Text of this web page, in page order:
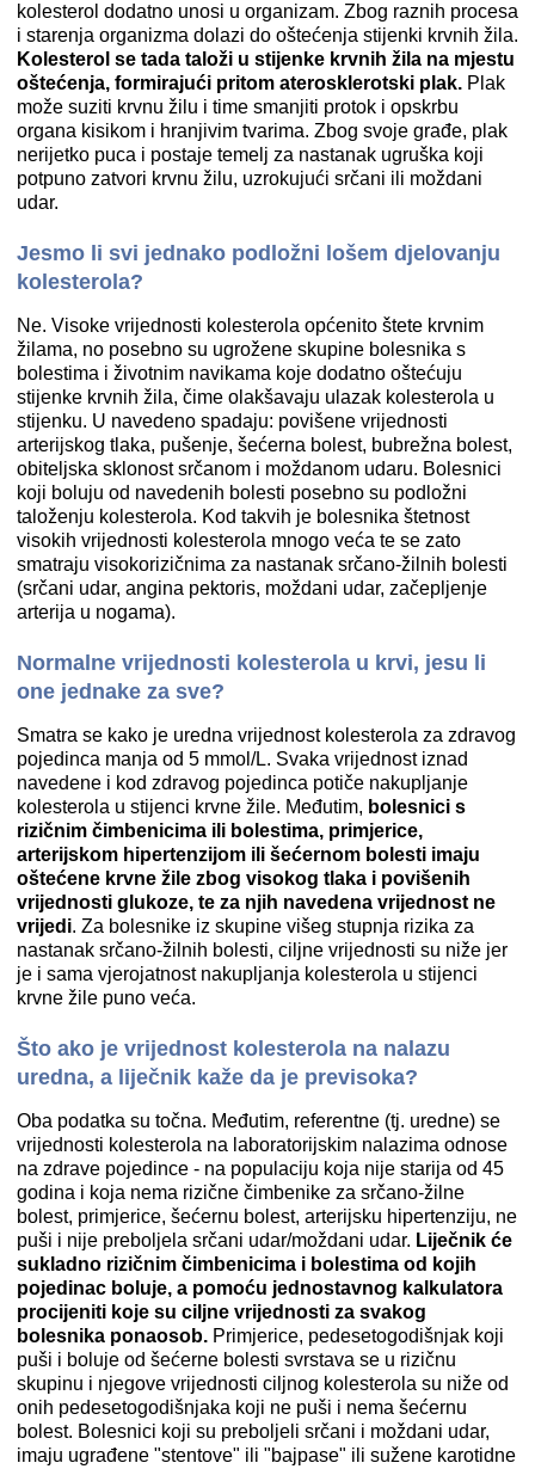
kolesterol dodatno unosi u organizam. Zbog raznih procesa
i starenja organizma dolazi do oštećenja stijenki krvnih žila.
Kolesterol se tada taloži u stijenke krvnih žila na mjestu
oštećenja, formirajući pritom aterosklerotski plak. Plak
može suziti krvnu žilu i time smanjiti protok i opskrbu
organa kisikom i hranjivim tvarima. Zbog svoje građe, plak
nerijetko puca i postaje temelj za nastanak ugruška koji
potpuno zatvori krvnu žilu, uzrokujući srčani ili moždani
udar.
Jesmo li svi jednako podložni lošem djelovanju
kolesterola?
Ne. Visoke vrijednosti kolesterola općenito štete krvnim
žilama, no posebno su ugrožene skupine bolesnika s
bolestima i životnim navikama koje dodatno oštećuju
stijenke krvnih žila, čime olakšavaju ulazak kolesterola u
stijenku. U navedeno spadaju: povišene vrijednosti
arterijskog tlaka, pušenje, šećerna bolest, bubrežna bolest,
obiteljska sklonost srčanom i moždanom udaru. Bolesnici
koji boluju od navedenih bolesti posebno su podložni
taloženju kolesterola. Kod takvih je bolesnika štetnost
visokih vrijednosti kolesterola mnogo veća te se zato
smatraju visokorizičnima za nastanak srčano-žilnih bolesti
(srčani udar, angina pektoris, moždani udar, začepljenje
arterija u nogama).
Normalne vrijednosti kolesterola u krvi, jesu li
one jednake za sve?
Smatra se kako je uredna vrijednost kolesterola za zdravog
pojedinca manja od 5 mmol/L. Svaka vrijednost iznad
navedene i kod zdravog pojedinca potiče nakupljanje
kolesterola u stijenci krvne žile. Međutim, bolesnici s
rizičnim čimbenicima ili bolestima, primjerice,
arterijskom hipertenzijom ili šećernom bolesti imaju
oštećene krvne žile zbog visokog tlaka i povišenih
vrijednosti glukoze, te za njih navedena vrijednost ne
vrijedi. Za bolesnike iz skupine višeg stupnja rizika za
nastanak srčano-žilnih bolesti, ciljne vrijednosti su niže jer
je i sama vjerojatnost nakupljanja kolesterola u stijenci
krvne žile puno veća.
Što ako je vrijednost kolesterola na nalazu
uredna, a liječnik kaže da je previsoka?
Oba podatka su točna. Međutim, referentne (tj. uredne) se
vrijednosti kolesterola na laboratorijskim nalazima odnose
na zdrave pojedince - na populaciju koja nije starija od 45
godina i koja nema rizične čimbenike za srčano-žilne
bolest, primjerice, šećernu bolest, arterijsku hipertenziju, ne
puši i nije preboljela srčani udar/moždani udar. Liječnik će
sukladno rizičnim čimbenicima i bolestima od kojih
pojedinac boluje, a pomoću jednostavnog kalkulatora
procijeniti koje su ciljne vrijednosti za svakog
bolesnika ponaosob. Primjerice, pedesetogodišnjak koji
puši i boluje od šećerne bolesti svrstava se u rizičnu
skupinu i njegove vrijednosti ciljnog kolesterola su niže od
onih pedesetogodišnjaka koji ne puši i nema šećernu
bolest. Bolesnici koji su preboljeli srčani i moždani udar,
imaju ugrađene "stentove" ili "bajpase" ili sužene karotidne